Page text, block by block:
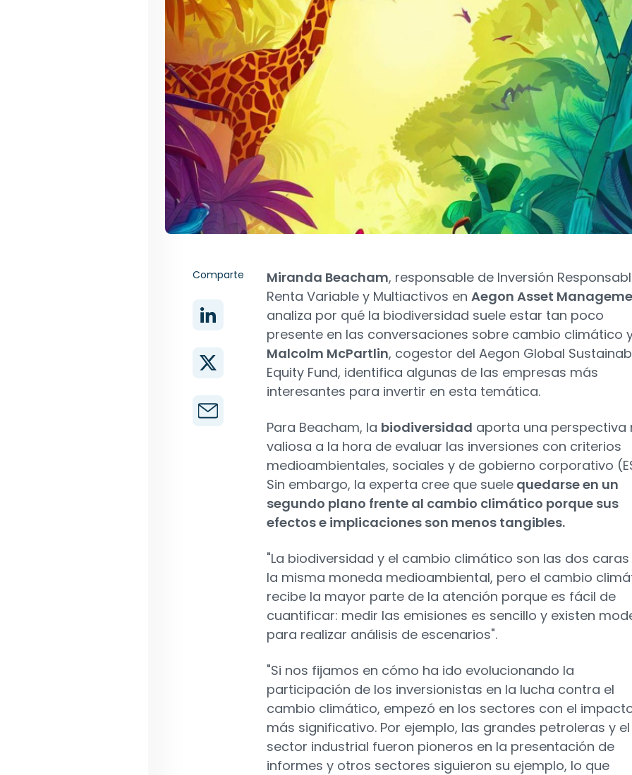
Comparte Miranda Beacham, responsable de Inversión
Renta Variable y Multiactivos en Aegon Asset
analiza por qué la biodiversidad suele estar tan poco
presente en las conversaciones sobre cambio climático
Malcolm McPartlin, cogestor del Aegon Global
Equity Fund, identifica algunas de las empresas más
interesantes para invertir en esta temática.
Para Beacham, la biodiversidad aporta una perspectiva
valiosa a la hora de evaluar las inversiones con criterios
medioambientales, sociales y de gobierno corporativo
Sin embargo, la experta cree que suele quedarse en un
segundo plano frente al cambio climático porque sus
efectos e implicaciones son menos tangibles.
"La biodiversidad y el cambio climático son las dos
la misma moneda medioambiental, pero el cambio
recibe la mayor parte de la atención porque es fácil de
cuantificar: medir las emisiones es sencillo y existen
para realizar análisis de escenarios".
"Si nos fijamos en cómo ha ido evolucionando la
participación de los inversionistas en la lucha contra el
cambio climático, empezó en los sectores con el
más significativo. Por ejemplo, las grandes petroleras y el
sector industrial fueron pioneros en la presentación de
informes y otros sectores siguieron su ejemplo, lo que